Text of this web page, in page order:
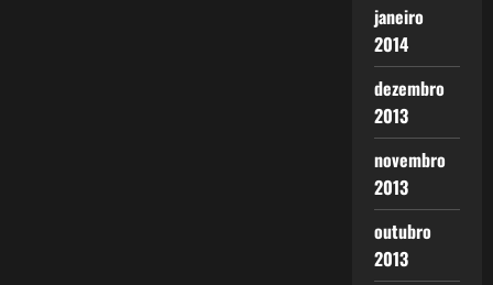
janeiro
2014
dezembro
2013
novembro
2013
outubro
2013